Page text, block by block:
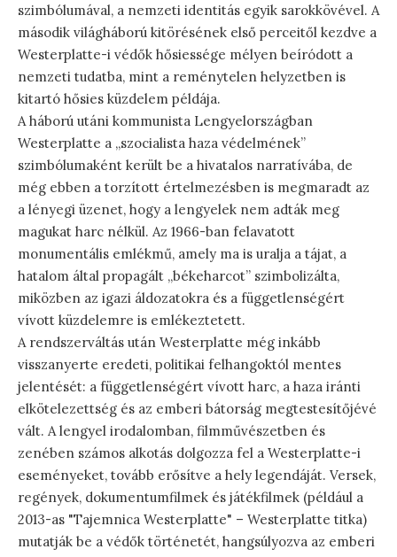
szimbólumával, a nemzeti identitás egyik sarokkövével. A
második világháború kitörésének első perceitől kezdve a
Westerplatte-i védők hősiessége mélyen beíródott a
nemzeti tudatba, mint a reménytelen helyzetben is
kitartó hősies küzdelem példája.
A háború utáni kommunista Lengyelországban
Westerplatte a „szocialista haza védelmének”
szimbólumaként került be a hivatalos narratívába, de
még ebben a torzított értelmezésben is megmaradt az
a lényegi üzenet, hogy a lengyelek nem adták meg
magukat harc nélkül. Az 1966-ban felavatott
monumentális emlékmű, amely ma is uralja a tájat, a
hatalom által propagált „békeharcot” szimbolizálta,
miközben az igazi áldozatokra és a függetlenségért
vívott küzdelemre is emlékeztetett.
A rendszerváltás után Westerplatte még inkább
visszanyerte eredeti, politikai felhangoktól mentes
jelentését: a függetlenségért vívott harc, a haza iránti
elkötelezettség és az emberi bátorság megtestesítőjévé
vált. A lengyel irodalomban, filmművészetben és
zenében számos alkotás dolgozza fel a Westerplatte-i
eseményeket, tovább erősítve a hely legendáját. Versek,
regények, dokumentumfilmek és játékfilmek (például a
2013-as "Tajemnica Westerplatte" – Westerplatte titka)
mutatják be a védők történetét, hangsúlyozva az emberi